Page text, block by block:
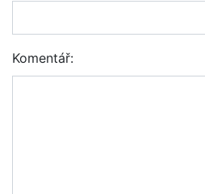
Komentář: